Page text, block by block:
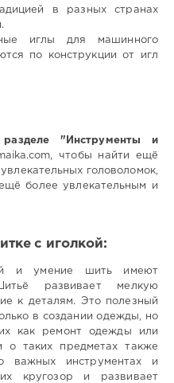
в разных странах
иглы для машинного
по конструкции от игл
"Инструменты и
чтобы найти ещё
головоломок,
более увлекательным и
с иголкой:
и умение шить имеют
развивает мелкую
к деталям. Это полезный
в создании одежды, но
как ремонт одежды или
о таких предметах также
важных инструментах и
кругозор и развивает